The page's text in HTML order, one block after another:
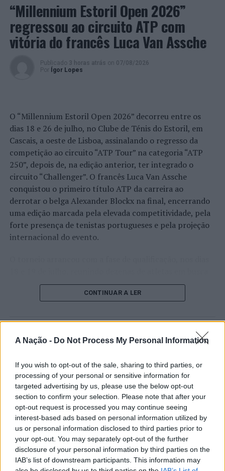
A Nação - Do Not Process My Personal Information
If you wish to opt-out of the sale, sharing to third parties, or
processing of your personal or sensitive information for
targeted advertising by us, please use the below opt-out
section to confirm your selection. Please note that after your
opt-out request is processed you may continue seeing
interest-based ads based on personal information utilized by
us or personal information disclosed to third parties prior to
your opt-out. You may separately opt-out of the further
disclosure of your personal information by third parties on the
IAB’s list of downstream participants. This information may
Aquando da abordagem, foi possível à PSP apreender
uma arma branca dissimulada –Cardsharp – Sinclair
Questionado sobre a posse da referida arma, declarou
ser sua.
Ao suspeito foi dada voz de detenção, constituído
pagamento de 1 unidade de conta no valor de 102 euros,
o suspeito concordou efetuar o pagamento do respetivo
montante, a qual por sua opção vai reverter a favor da
Instituição “ACREDITAR – ASSOCIAÇÃO DE PAIS E
AMIGOS DE CRIANÇAS COM CANCRO”.
Foto: DR.
TÓPICOS RELACIONADOS:
AEROPORTO HUMBERTO DELGADO
CRIMINALIDADE
DESTAQUE LISBOA PSP
Carcavelos: Detidos por furto de catalisadores
“Millennium Estoril Open 2026”
regressou ao circuito ATP com
vitória do francês Luca Van Assche
Publicado 3 horas atrás on 07/08/2026
Por
Ígor Lopes
O “Millennium Estoril Open 2026” decorreu entre os
dias 18 e 26 de julho, no Clube de Ténis do Estoril, em
Cascais, a oeste de Lisboa, assinalando o regresso da
competição ao circuito “ATP Tour” na categoria “ATP
250”, depois de, na edição anterior, ter integrado o
circuito “Challenger”. O francês Luca Van Assche
conquistou o primeiro título ATP da carreira ao
derrotar o belga Alexander Blockx na final, encerrando
uma edição marcada pela elevada competitividade, pela
forte presença de tenistas portugueses e pela projeção
internacional do evento.
de um lugar no quadro principal. A cerimónia de
abertura contou com a presença do presidente da
acompanhado pelo executivo municipal, assinalando o
concelho no centro do calendário internacional do
Apesar das desistências de última hora de jogadores
como Casper Ruud (Noruega), Alejandro Davidovich
Fokina (Espanha) e Matteo Arnaldi (Itália), a prova
apresentou um quadro competitivo de elevado nível,
liderado pelo russo Andrey Rublev, primeiro cabeça de
série, pelo italiano Luciano Darderi, pelo chileno
Alejandro Tabilo e pelo belga Alexander Blockx.
Um dos momentos mais aguardados da semana foi
CONTINUAR A LER
ATUALIDADE
Internacional de Artes e Ofícios”
promete afirmar artesanato,
património e inovação como
“motores de desenvolvimento
económico e cultural” do município
português